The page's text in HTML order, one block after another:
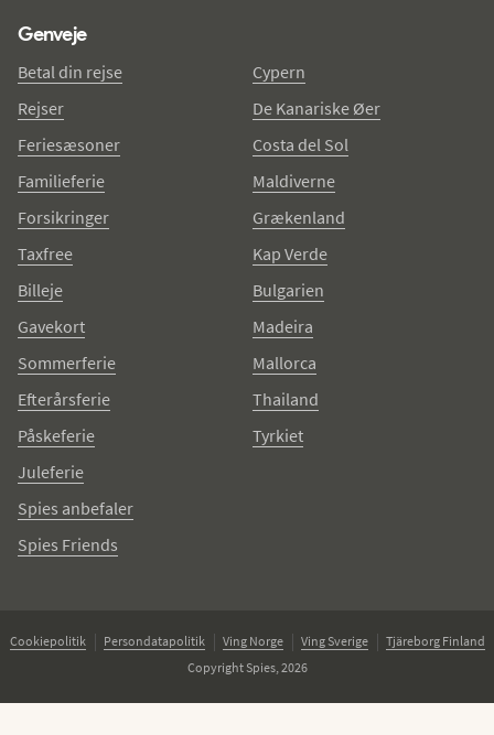
Genveje
Betal din rejse
Rejser
Feriesæsoner
Familieferie
Forsikringer
Taxfree
Billeje
Gavekort
Sommerferie
Efterårsferie
Påskeferie
Juleferie
Spies anbefaler
Spies Friends
Cypern
De Kanariske Øer
Costa del Sol
Maldiverne
Grækenland
Kap Verde
Bulgarien
Madeira
Mallorca
Thailand
Tyrkiet
Cookiepolitik Persondatapolitik Ving Norge Ving Sverige
Tjäreborg Finland
Copyright Spies, 2026